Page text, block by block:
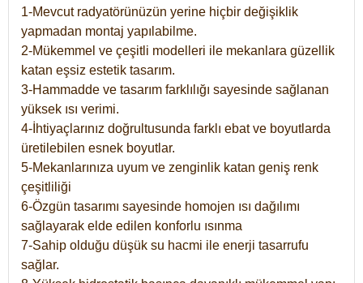
1-Mevcut radyatörünüzün yerine hiçbir değişiklik
yapmadan montaj yapılabilme.
2-Mükemmel ve çeşitli modelleri ile mekanlara güzellik
katan eşsiz estetik tasarım.
3-Hammadde ve tasarım farklılığı sayesinde sağlanan
yüksek ısı verimi.
4-İhtiyaçlarınız doğrultusunda farklı ebat ve boyutlarda
üretilebilen esnek boyutlar.
5-Mekanlarınıza uyum ve zenginlik katan geniş renk
çeşitliliği
6-Özgün tasarımı sayesinde homojen ısı dağılımı
sağlayarak elde edilen konforlu ısınma
7-Sahip olduğu düşük su hacmi ile enerji tasarrufu
sağlar.